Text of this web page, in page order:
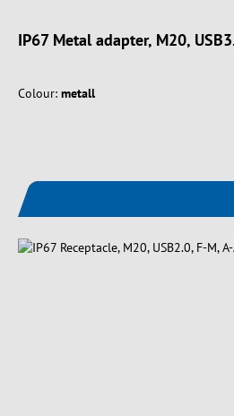
IP67 Metal adapter, M20,
Colour: metall